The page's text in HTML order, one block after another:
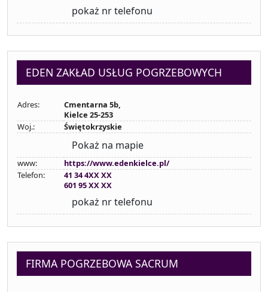
pokaż nr telefonu
EDEN ZAKŁAD USŁUG POGRZEBOWYCH
Adres:
Cmentarna 5b,
Kielce 25-253
Woj.:
Świętokrzyskie
Pokaż na mapie
www:
https://www.edenkielce.pl/
Telefon:
41 34 4XX XX
601 95 XX XX
pokaż nr telefonu
FIRMA POGRZEBOWA SACRUM